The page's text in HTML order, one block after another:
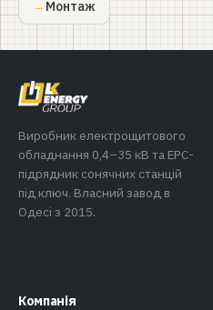
Монтаж
Виробник електрощитового
обладнання 0,4–35 кВ та EPC-
підрядник сонячних станцій
під ключ. Власний завод в
Одесі з 2015.
Компанія